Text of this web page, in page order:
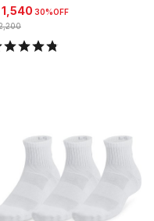
/UNISEX）
1,540 30%OFF